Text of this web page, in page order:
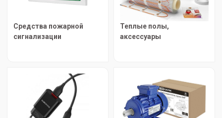
Средства пожарной
сигнализации
Теплые полы,
аксессуары